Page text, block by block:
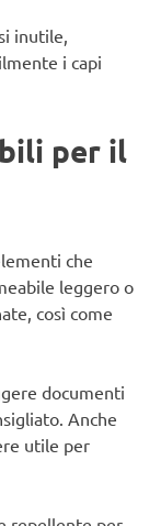
inutile,
i capi
per il
che
leggero o
così come
documenti
Anche
utile per